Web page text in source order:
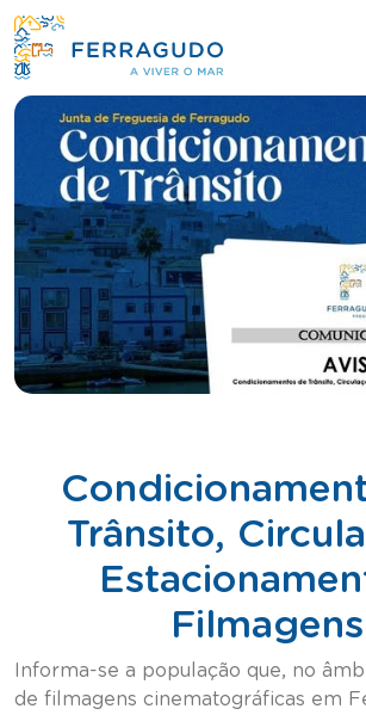
Trânsito,
Filmagens
Informa-se a população que, no
de filmagens cinematográficas em